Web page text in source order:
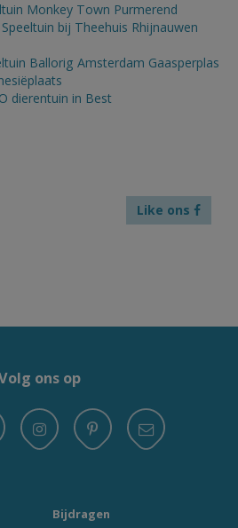
Monkey Town Purmerend
Speeltuin bij Theehuis Rhijnauwen
Ballorig Amsterdam Gaasperplas
dierentuin in Best
Like ons
ons op
Bijdragen